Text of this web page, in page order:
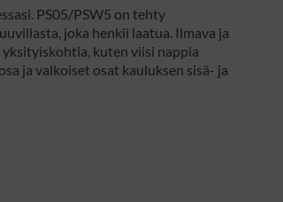
PS05/PSW5 on tehty
joka henkii laatua. Ilmava ja
kuten viisi nappia
ja valkoiset osat kauluksen sisä- ja